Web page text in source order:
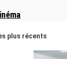
plus récents